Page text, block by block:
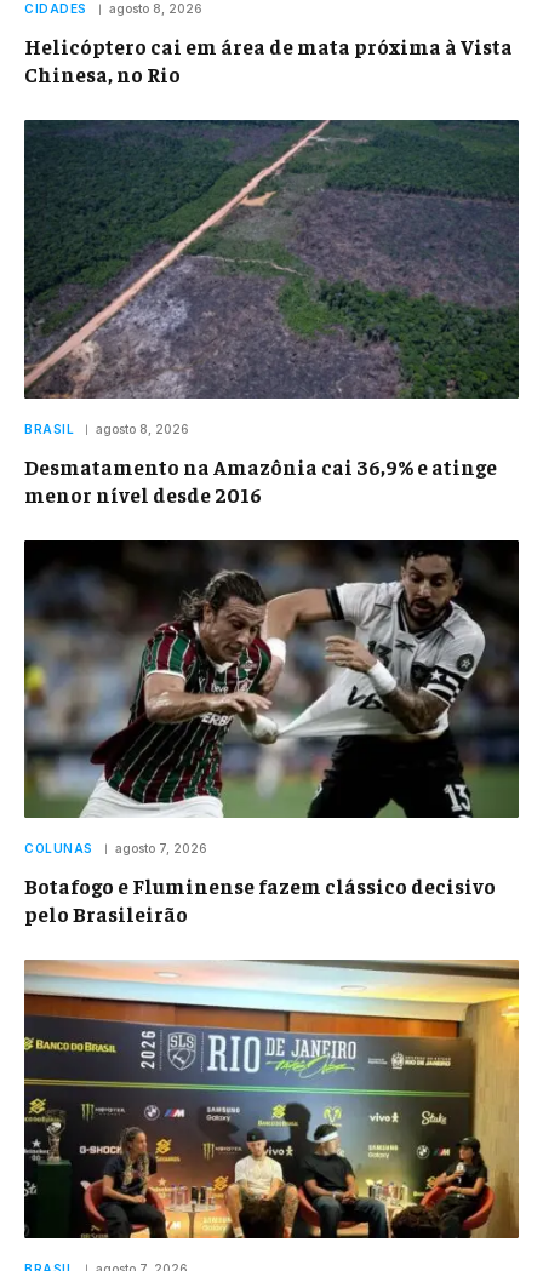
CIDADES agosto 8, 2026
Helicóptero cai em área de mata próxima à Vista
Chinesa, no Rio
BRASIL agosto 8, 2026
Desmatamento na Amazônia cai 36,9% e atinge
menor nível desde 2016
COLUNAS agosto 7, 2026
Botafogo e Fluminense fazem clássico decisivo
pelo Brasileirão